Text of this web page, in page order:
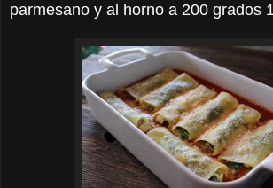
parmesano y al horno a 200 grados